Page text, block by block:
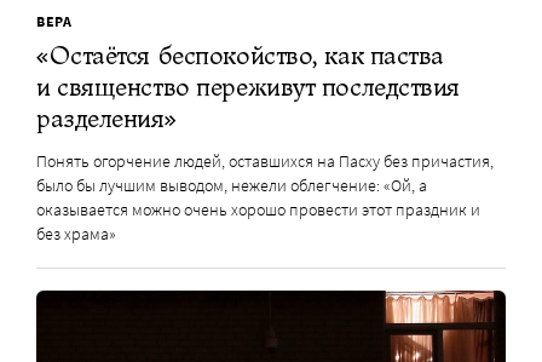
ВЕРА
«Остаётся беспокойство, как паства
и священство переживут последствия
разделения»
Понять огорчение людей, оставшихся на Пасху без причастия,
было бы лучшим выводом, нежели облегчение: «Ой, а
оказывается можно очень хорошо провести этот праздник и
без храма»